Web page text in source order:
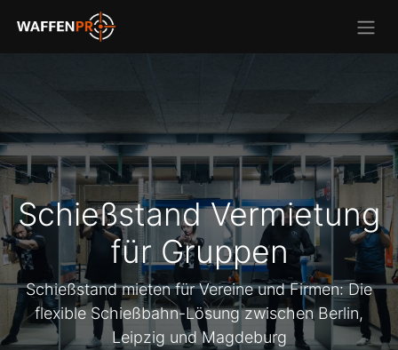
Schießstand Vermietung
für Gruppen
Schießstand mieten für Vereine und Firmen: Die
flexible Schießbahn-Lösung zwischen Berlin,
Leipzig und Magdeburg